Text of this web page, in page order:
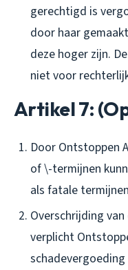
gerechtigd is
door haar
deze hoger zijn.
niet voor
Artikel 7:
Door Ontstoppen
of \-termijnen
als fatale
Overschrijding
verplicht